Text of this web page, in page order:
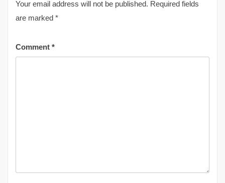
Your email address will not be published. Required fields
are marked *
Comment *